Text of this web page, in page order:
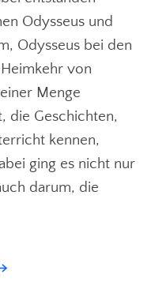
Odysseus und
Odysseus bei den
von
Menge
die Geschichten,
kennen,
ging es nicht nur
darum, die